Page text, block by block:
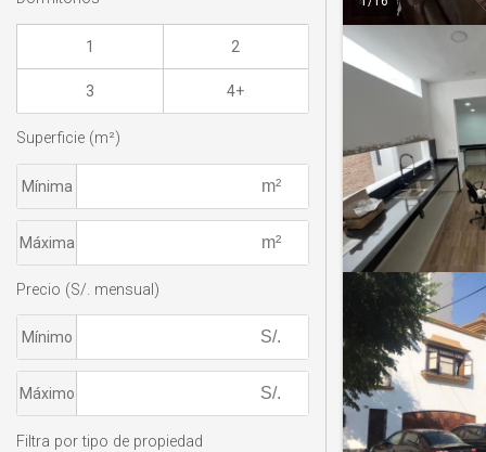
1 2
3 4+
Superficie (m²)
Mínima
Máxima
Precio (S/. mensual)
Mínimo
Máximo
Filtra por tipo de propiedad